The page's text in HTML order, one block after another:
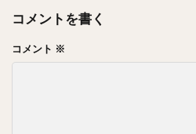
コメントを書く
コメント ※